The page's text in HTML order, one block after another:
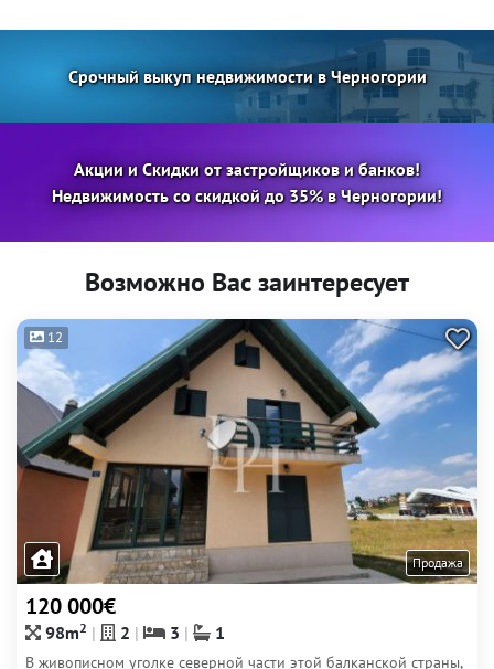
Срочный выкуп недвижимости в Черногории
Акции и Скидки от застройщиков и банков!
Недвижимость со скидкой до 35% в Черногории!
Возможно Вас заинтересует
12
Продажа
120 000€
98m2 2 3 1
В живописном уголке северной части этой балканской страны,